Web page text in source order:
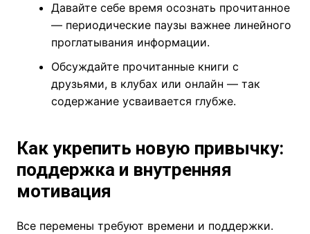
Давайте себе время осознать прочитанное
— периодические паузы важнее линейного
проглатывания информации.
Обсуждайте прочитанные книги с
друзьями, в клубах или онлайн — так
содержание усваивается глубже.
Как укрепить новую привычку:
поддержка и внутренняя
мотивация
Все перемены требуют времени и поддержки.